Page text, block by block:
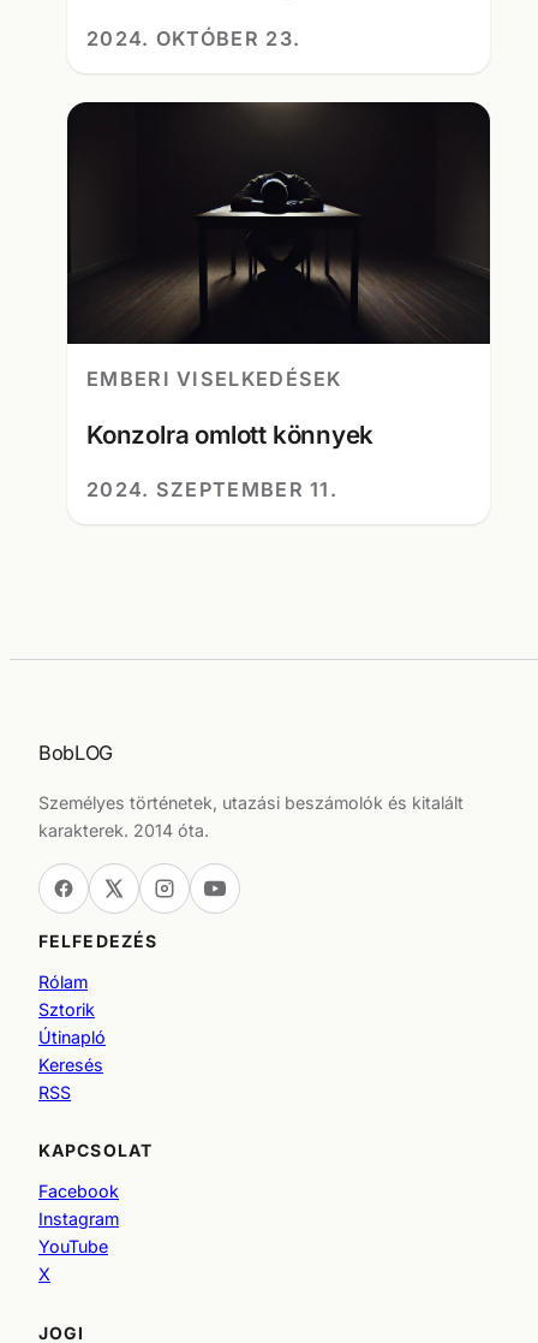
2024. OKTÓBER 23.
EMBERI VISELKEDÉSEK
Konzolra omlott könnyek
2024. SZEPTEMBER 11.
BobLOG
Személyes történetek, utazási beszámolók és kitalált
karakterek. 2014 óta.
FELFEDEZÉS
Rólam
Sztorik
Útinapló
Keresés
RSS
KAPCSOLAT
Facebook
Instagram
YouTube
X
JOGI